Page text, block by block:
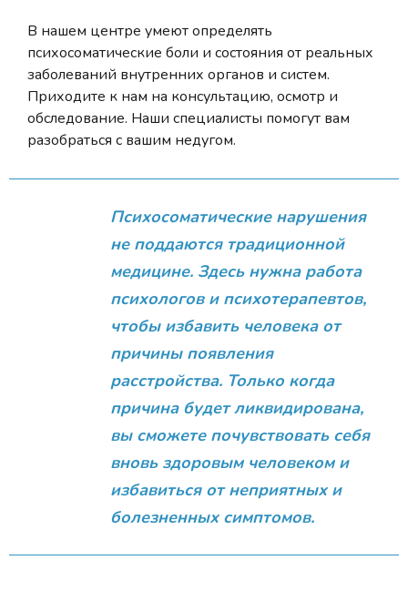
В нашем центре умеют определять
психосоматические боли и состояния от реальных
заболеваний внутренних органов и систем.
Приходите к нам на консультацию, осмотр и
обследование. Наши специалисты помогут вам
разобраться с вашим недугом.
Психосоматические нарушения
не поддаются традиционной
медицине. Здесь нужна работа
психологов и психотерапевтов,
чтобы избавить человека от
причины появления
расстройства. Только когда
причина будет ликвидирована,
вы сможете почувствовать себя
вновь здоровым человеком и
избавиться от неприятных и
болезненных симптомов.